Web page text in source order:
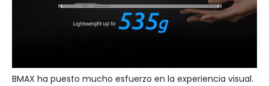
BMAX ha puesto mucho esfuerzo en la experiencia visual.